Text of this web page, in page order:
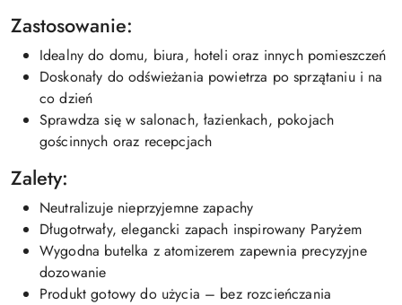
Zastosowanie:
Idealny do domu, biura, hoteli oraz innych pomieszczeń
Doskonały do odświeżania powietrza po sprzątaniu i na
co dzień
Sprawdza się w salonach, łazienkach, pokojach
gościnnych oraz recepcjach
Zalety:
Neutralizuje nieprzyjemne zapachy
Długotrwały, elegancki zapach inspirowany Paryżem
Wygodna butelka z atomizerem zapewnia precyzyjne
dozowanie
Produkt gotowy do użycia – bez rozcieńczania